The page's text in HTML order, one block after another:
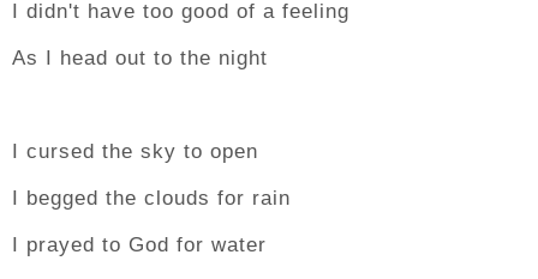
I didn't have too good of a feeling
As I head out to the night
I cursed the sky to open
I begged the clouds for rain
I prayed to God for water